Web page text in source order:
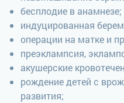
бесплодие в анамнезе;
индуцированная
операции на матке и
преэклампсия,
акушерские
рождение детей с
развития;